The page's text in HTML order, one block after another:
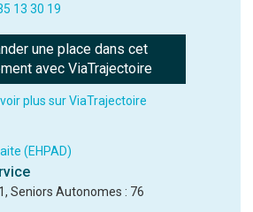
13 30 19
une place dans cet
avec ViaTrajectoire
plus sur ViaTrajectoire
(EHPAD)
Seniors Autonomes : 76